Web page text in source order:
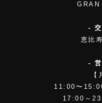
-
恵比
-
【
11:00〜
17:00～